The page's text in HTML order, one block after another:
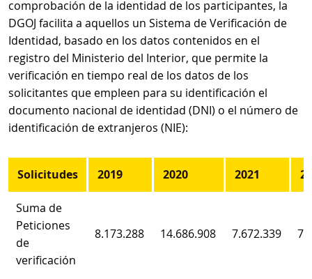
comprobación de la identidad de los participantes, la
DGOJ facilita a aquellos un Sistema de Verificación de
Identidad, basado en los datos contenidos en el
registro del Ministerio del Interior, que permite la
verificación en tiempo real de los datos de los
solicitantes que empleen para su identificación el
documento nacional de identidad (DNI) o el número de
identificación de extranjeros (NIE):
Solicitudes 2019 2020 2021
Suma de
Peticiones
de
verificación
8.173.288 14.686.908 7.672.339